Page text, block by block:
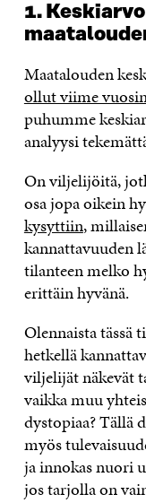
1.
Maatalouden
ollut viime
puhumme
analyysi
On viljelijöitä,
osa jopa oikein
kysyttiin,
kannattavuuden
tilanteen melko
erittäin hyvänä.
Olennaista tässä
hetkellä
viljelijät näkevät
vaikka muu
dystopiaa? Tällä
myös
ja innokas nuori
jos tarjolla on